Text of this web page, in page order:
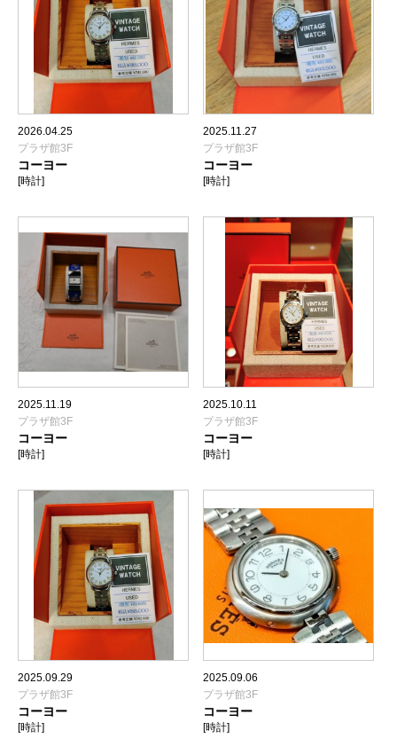
2026.04.25
プラザ館3F
コーヨー
[時計]
2025.11.27
プラザ館3F
コーヨー
[時計]
2025.11.19
プラザ館3F
コーヨー
[時計]
2025.10.11
プラザ館3F
コーヨー
[時計]
2025.09.29
プラザ館3F
コーヨー
[時計]
2025.09.06
プラザ館3F
コーヨー
[時計]